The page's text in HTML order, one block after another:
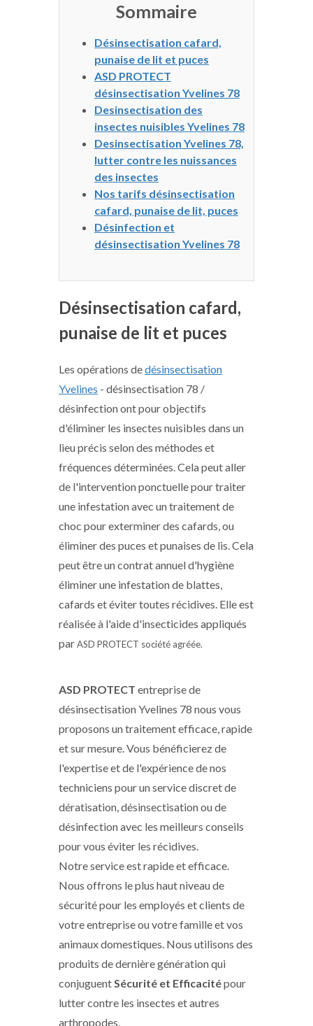
Sommaire
Désinsectisation cafard,
punaise de lit et puces
ASD PROTECT
désinsectisation Yvelines 78
Desinsectisation des
insectes nuisibles Yvelines 78
Desinsectisation Yvelines 78,
lutter contre les nuissances
des insectes
Nos tarifs désinsectisation
cafard, punaise de lit, puces
Désinfection et
désinsectisation Yvelines 78
Désinsectisation cafard,
punaise de lit et puces
Les opérations dedésinsectisation
Yvelines - désinsectisation 78 /
désinfection ont pour objectifs
d'éliminer les insectes nuisibles dans un
lieu précis selon des méthodes et
fréquences déterminées. Cela peut aller
de l'intervention ponctuelle pour traiter
une infestation avec un traitement de
choc pour exterminer des cafards, ou
éliminer des puces et punaises de lis. Cela
peut être un contrat annuel d'hygiène
éliminer une infestation de blattes,
cafards et éviter toutes récidives. Elle est
réalisée à l'aide d'insecticides appliqués
parASD PROTECT société agréée.
ASD PROTECT entreprise de
désinsectisation Yvelines 78 nous vous
proposons un traitement efficace, rapide
et sur mesure. Vous bénéficierez de
l'expertise et de l'expérience de nos
techniciens pour un service discret de
dératisation, désinsectisation ou de
désinfection avec les meilleurs conseils
pour vous éviter les récidives.
Notre service est rapide et efficace.
Nous offrons le plus haut niveau de
sécurité pour les employés et clients de
votre entreprise ou votre famille et vos
animaux domestiques. Nous utilisons des
produits de dernière génération qui
conjuguentSécurité et Efficacitépour
lutter contre les insectes et autres
arthropodes.